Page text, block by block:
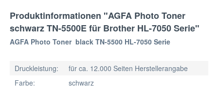
Produktinformationen "AGFA Photo Toner
schwarz TN-5500E für Brother HL-7050 Serie"
AGFA Photo Toner black TN-5500 HL-7050 Serie
Druckleistung:
für ca. 12.000 Seiten Herstellerangabe
Farbe:
schwarz